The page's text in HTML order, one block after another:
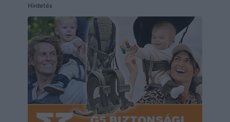
Hirdetés